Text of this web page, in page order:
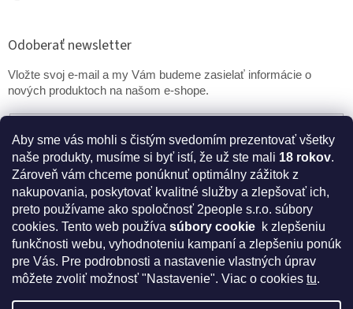
Aby sme vás mohli s čistým svedomím prezentovať všetky
naše produkty, musíme si byť istí, že už ste mali 18 rokov.
Zároveň vám chceme ponúknuť optimálny zážitok z
nakupovania, poskytovať kvalitné služby a zlepšovať ich,
preto používame ako spoločnosť 2people s.r.o. súbory
cookies. Tento web používa súbory cookie k zlepšeniu
funkčnosti webu, vyhodnoteniu kampaní a zlepšeniu ponúk
pre Vás. Pre podrobnosti a nastavenie vlastných úprav
môžete zvoliť možnosť "Nastavenie". Viac o cookies tu.
Odoberať newsletter
Vložte svoj e-mail a my Vám budeme zasielať informácie o
nových produktoch na našom e-shope.
PRIHLÁSIŤ SA
* Disclaimer: Bezpečnostné prehlásenie k výživovým
doplnkom a kozmetike